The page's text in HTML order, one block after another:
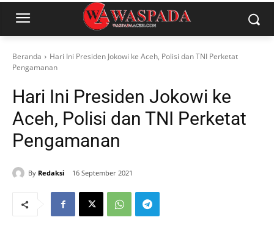
Beranda
Hari Ini Presiden Jokowi ke Aceh, Polisi dan TNI Perketat
Pengamanan
Hari Ini Presiden Jokowi ke
Aceh, Polisi dan TNI Perketat
Pengamanan
By Redaksi 16 September 2021